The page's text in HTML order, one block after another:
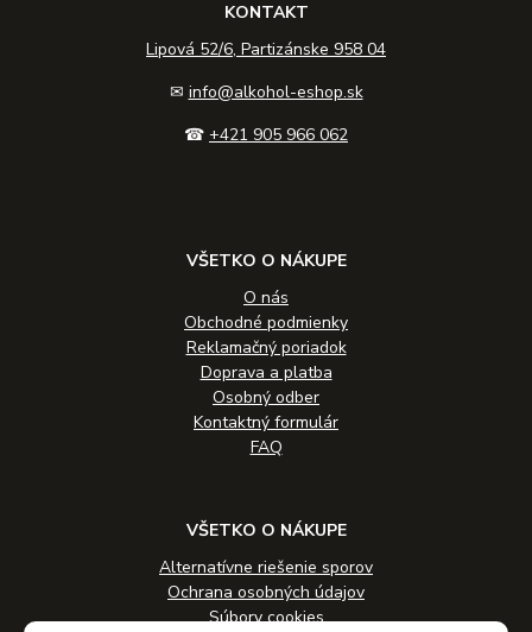
KONTAKT
Lipová 52/6, Partizánske 958 04
✉ info@alkohol-eshop.sk
☎ +421 905 966 062
VŠETKO O NÁKUPE
O nás
Obchodné podmienky
Reklamačný poriadok
Doprava a platba
Osobný odber
Kontaktný formulár
FAQ
VŠETKO O NÁKUPE
Alternatívne riešenie sporov
Ochrana osobných údajov
Súbory cookies